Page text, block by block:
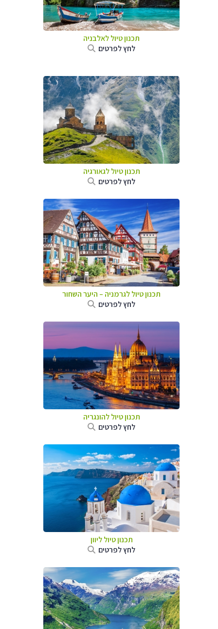
תכנון טיול לאלבניה
לחץ לפרטים
תכנון טיול לגאורגיה
לחץ לפרטים
תכנון טיול לגרמניה – היער השחור
לחץ לפרטים
תכנון טיול להונגריה
לחץ לפרטים
תכנון טיול ליוון
לחץ לפרטים